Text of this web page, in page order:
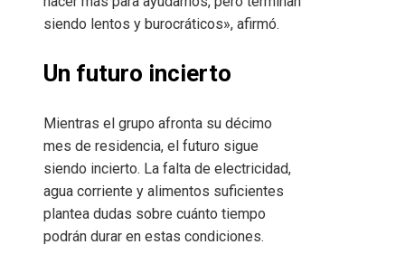
siendo lentos y burocráticos», afirmó.
Un futuro incierto
Mientras el grupo afronta su décimo
mes de residencia, el futuro sigue
siendo incierto. La falta de electricidad,
agua corriente y alimentos suficientes
plantea dudas sobre cuánto tiempo
podrán durar en estas condiciones.